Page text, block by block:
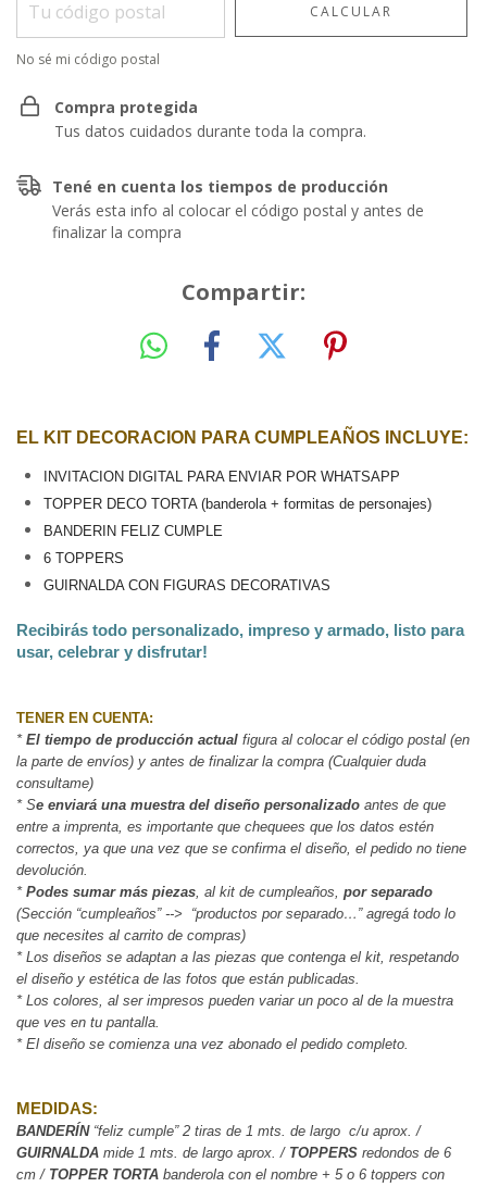
CALCULAR
No sé mi código postal
Compra protegida
Tus datos cuidados durante toda la compra.
Tené en cuenta los tiempos de producción
Verás esta info al colocar el código postal y antes de
finalizar la compra
Compartir:
EL KIT DECORACION PARA CUMPLEAÑOS INCLUYE:
INVITACION DIGITAL PARA ENVIAR POR WHATSAPP
TOPPER DECO TORTA (banderola + formitas de personajes)
BANDERIN FELIZ CUMPLE
6 TOPPERS
GUIRNALDA CON FIGURAS DECORATIVAS
Recibirás todo personalizado, impreso y armado, listo para
usar, celebrar y disfrutar!
TENER EN CUENTA:
* El tiempo de producción actual figura al colocar el código postal (en
la parte de envíos) y antes de finalizar la compra (Cualquier duda
consultame)
* Se enviará una muestra del diseño personalizado antes de que
entre a imprenta, es importante que chequees que los datos estén
correctos, ya que una vez que se confirma el diseño, el pedido no tiene
devolución.
* Podes sumar más piezas , al kit de cumpleaños, por separado
(Sección “cumpleaños” -->  “productos por separado…” agregá todo lo
que necesites al carrito de compras)
* Los diseños se adaptan a las piezas que contenga el kit, respetando
el diseño y estética de las fotos que están publicadas.
* Los colores, al ser impresos pueden variar un poco al de la muestra
que ves en tu pantalla.
* El diseño se comienza una vez abonado el pedido completo.
MEDIDAS:
BANDERÍN “feliz cumple” 2 tiras de
1 mts. de largo  c/u aprox. /
GUIRNALDA mide 1 mts. de largo aprox. / TOPPERS redondos de 6
cm / TOPPER TORTA banderola con el nombre + 5 o 6 toppers con